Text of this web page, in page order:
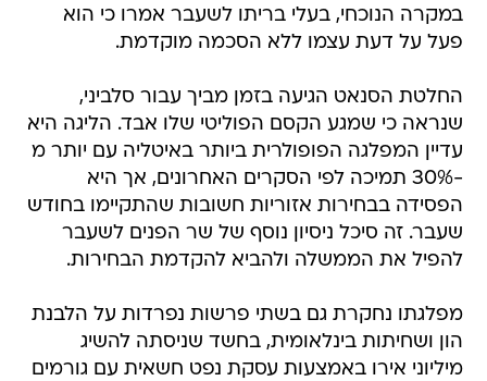
במקרה הנוכחי, בעלי בריתו לשעבר אמרו כי הוא
פעל על דעת עצמו ללא הסכמה מוקדמת.
החלטת הסנאט הגיעה בזמן מביך עבור סלביני,
שנראה כי שמגע הקסם הפוליטי שלו אבד. הליגה היא
עדיין המפלגה הפופולרית ביותר באיטליה עם יותר מ
-30% תמיכה לפי הסקרים האחרונים, אך היא
הפסידה בבחירות אזוריות חשובות שהתקיימו בחודש
שעבר. זה סיכל ניסיון נוסף של שר הפנים לשעבר
להפיל את הממשלה ולהביא להקדמת הבחירות.
מפלגתו נחקרת גם בשתי פרשות נפרדות על הלבנת
הון ושחיתות בינלאומית, בחשד שניסתה להשיג
מיליוני אירו באמצעות עסקת נפט חשאית עם גורמים